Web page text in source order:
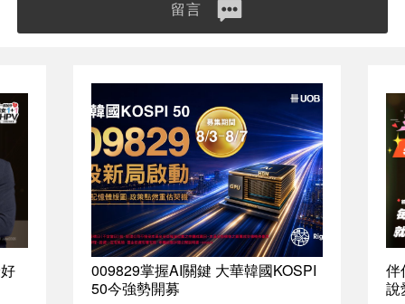
留言
009829掌握AI關鍵 大華韓國KOSPI
50今強勢開募
伴
說